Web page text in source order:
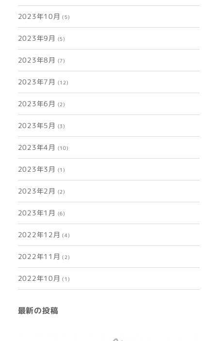
2023年10月 (5)
2023年9月 (5)
2023年8月 (7)
2023年7月 (12)
2023年6月 (2)
2023年5月 (3)
2023年4月 (10)
2023年3月 (1)
2023年2月 (2)
2023年1月 (6)
2022年12月 (4)
2022年11月 (2)
2022年10月 (1)
最新の投稿